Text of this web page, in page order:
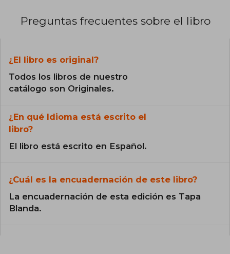
Preguntas frecuentes sobre el libro
¿El libro es original?
Todos los libros de nuestro
catálogo son Originales.
¿En qué Idioma está escrito el
libro?
El libro está escrito en Español.
¿Cuál es la encuadernación de este libro?
La encuadernación de esta edición es Tapa
Blanda.